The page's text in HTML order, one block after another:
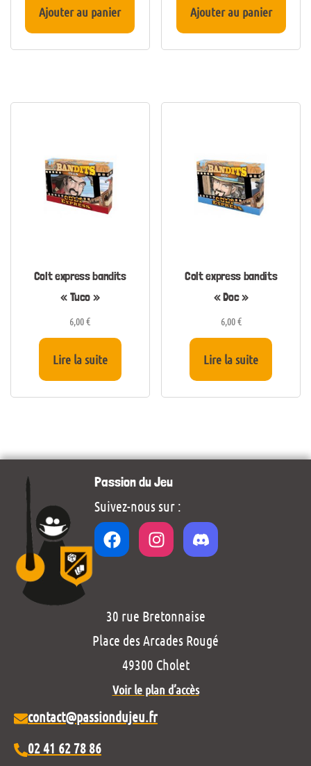
Ajouter au panier Ajouter au panier
Colt express bandits
« Tuco »
6,00€
Lire la suite
Colt express bandits
« Doc »
6,00€
Lire la suite
Passion du Jeu
Suivez-nous sur :
30 rue Bretonnaise
Place des Arcades Rougé
49300 Cholet
Voir le plan d’accès
contact@passiondujeu.fr
02 41 62 78 86